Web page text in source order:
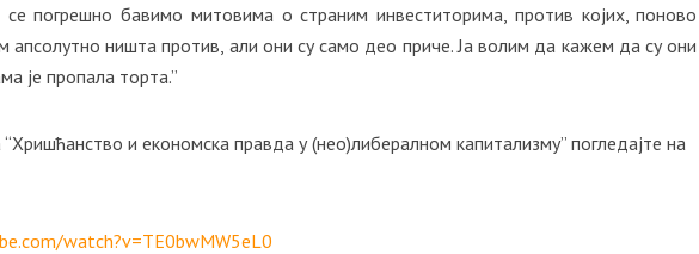
погрешно бавимо митовима о страним инвеститорима, против којих, поново
апсолутно ништа против, али они су само део приче. Ја волим да кажем да су они
је пропала торта.”
и економска правда у (нео)либералном капитализму” погледајте на
watch?v=TE0bwMW5eL0